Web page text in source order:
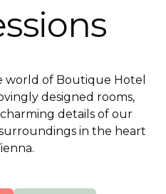
world of Boutique Hotel
designed rooms,
details of our
in the heart